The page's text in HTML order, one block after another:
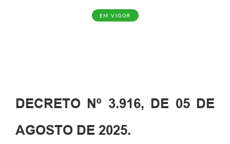
Carta de Serviços
EM VIGOR
DECRETO Nº 3.916, DE 05 DE
AGOSTO DE 2025.